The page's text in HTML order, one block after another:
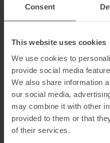
Consent
This website uses cookies
We use cookies to
provide social media
We also share information
our social media,
may combine it with other
provided to them or that
of their services.
seiner Berichtsfunktionalität
Berichtsfunktionen sind
als je zuvor.
„Advantage 2013™ in
MyCompliance®-Produkten ist
es gibt, um den äußerst
Verfahren und des E-
automatisieren“, sagte Robert
Metacompliance.
müssen, die mit der